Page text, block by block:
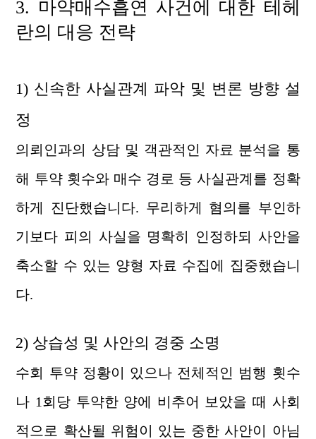
3. 마약매수흡연 사건에 대한 테헤
란의 대응 전략
1) 신속한 사실관계 파악 및 변론 방향 설
정
의뢰인과의 상담 및 객관적인 자료 분석을 통
해 투약 횟수와 매수 경로 등 사실관계를 정확
하게 진단했습니다. 무리하게 혐의를 부인하
기보다 피의 사실을 명확히 인정하되 사안을
축소할 수 있는 양형 자료 수집에 집중했습니
다.
2) 상습성 및 사안의 경중 소명
수회 투약 정황이 있으나 전체적인 범행 횟수
나 1회당 투약한 양에 비추어 보았을 때 사회
적으로 확산될 위험이 있는 중한 사안이 아님